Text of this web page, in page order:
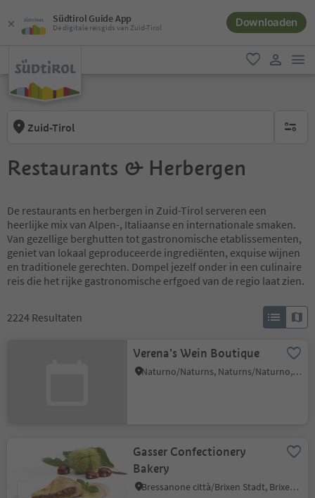
Südtirol Guide App
De digitale reisgids van Zuid-Tirol Downloaden
favoriet
Zuid-Tirol geen
Restaurants & Herbergen
De restaurants en herbergen in Zuid-Tirol serveren een
heerlijke mix van Alpen-, Italiaanse en internationale smaken.
Van gezellige berghutten tot gastronomische etablissementen,
geniet van lokaal geproduceerde ingrediënten, exquise wijnen
en traditionele gerechten. Dompel jezelf onder in een culinaire
reis die het rijke gastronomische erfgoed van de regio laat zien.
2224 Resultaten
Verena's Wein Boutique
Naturno/Naturns, Naturns/Naturno, Meran/Merano and environs
Gasser Confectionery
Bakery
Bressanone città/Brixen Stadt, Brixen/Bressanone, Brixen/Bressanone and environs